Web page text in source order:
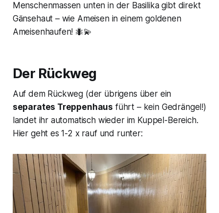
Menschenmassen unten in der Basilika gibt direkt
Gänsehaut – wie Ameisen in einem goldenen
Ameisenhaufen! 🐜💫
Der Rückweg
Auf dem Rückweg (der übrigens über ein
separates Treppenhaus führt – kein Gedrängel!)
landet ihr automatisch wieder im Kuppel-Bereich.
Hier geht es 1-2 x rauf und runter: